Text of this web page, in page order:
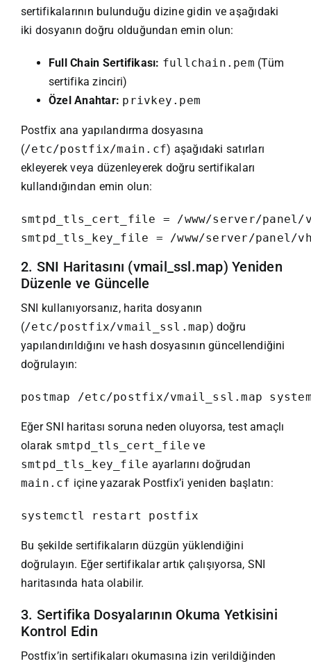
sertifikalarının bulunduğu dizine gidin ve aşağıdaki
iki dosyanın doğru olduğundan emin olun:
Full Chain Sertifikası: fullchain.pem (Tüm
sertifika zinciri)
Özel Anahtar: privkey.pem
Postfix ana yapılandırma dosyasına
(/etc/postfix/main.cf) aşağıdaki satırları
ekleyerek veya düzenleyerek doğru sertifikaları
kullandığından emin olun:
smtpd_tls_cert_file = /www/server/
smtpd_tls_key_file = /www/server/
2. SNI Haritasını (vmail_ssl.map) Yeniden
Düzenle ve Güncelle
SNI kullanıyorsanız, harita dosyanın
(/etc/postfix/vmail_ssl.map) doğru
yapılandırıldığını ve hash dosyasının güncellendiğini
doğrulayın:
postmap /etc/postfix/vmail_ssl.map
Eğer SNI haritası soruna neden oluyorsa, test amaçlı
olarak smtpd_tls_cert_file ve
smtpd_tls_key_file ayarlarını doğrudan
main.cf içine yazarak Postfix’i yeniden başlatın:
systemctl restart postfix
Bu şekilde sertifikaların düzgün yüklendiğini
doğrulayın. Eğer sertifikalar artık çalışıyorsa, SNI
haritasında hata olabilir.
3. Sertifika Dosyalarının Okuma Yetkisini
Kontrol Edin
Postfix’in sertifikaları okumasına izin verildiğinden